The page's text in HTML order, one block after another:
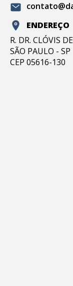
ENDEREÇO
R. DR. CLÓVIS
SÃO PAULO - SP
CEP 05616-130